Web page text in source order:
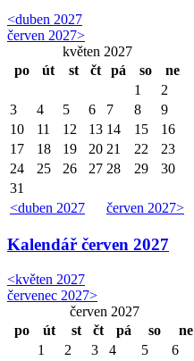
<duben 2027
červen 2027>
květen 2027
po
út st čt pá so ne
<duben 2027 červen 2027>
1
2
3
4 5 6 7 8
9
10
11 12 13 14 15
16
17
18 19 20 21 22
23
24
25 26 27 28 29
30
31
Kalendář červen 2027
<květen 2027
červenec 2027>
červen 2027
po
út st čt pá so ne
1 2 3 4 5
6